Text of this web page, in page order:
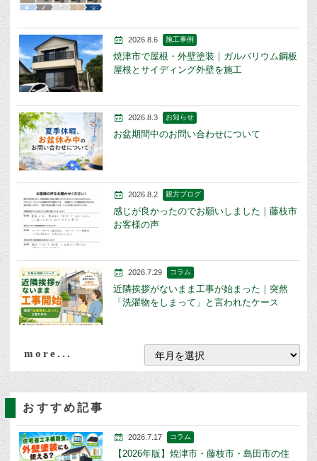
2026.8.6 施工事例
焼津市で屋根・外壁塗装｜ガルバリウム鋼板
屋根とサイディング外壁を施工
2026.8.3 お知らせ
お盆期間中のお問い合わせについて
2026.8.2 親方ブログ
感じが良かったのでお願いしました｜藤枝市
お客様の声
2026.7.29 コラム
近隣挨拶がないまま工事が始まった｜突然
「洗濯物をしまって」と言われたケース
more...
おすすめ記事
2026.7.17 コラム
【2026年版】焼津市・藤枝市・島田市の住